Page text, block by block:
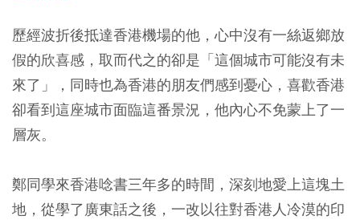
歷經波折後抵達香港機場的他，心中沒有一絲返鄉放
假的欣喜感，取而代之的卻是「這個城市可能沒有未
來了」，同時也為香港的朋友們感到憂心，喜歡香港
卻看到這座城市面臨這番景況，他內心不免蒙上了一
層灰。
鄭同學來香港唸書三年多的時間，深刻地愛上這塊土
地，從學了廣東話之後，一改以往對香港人冷漠的印